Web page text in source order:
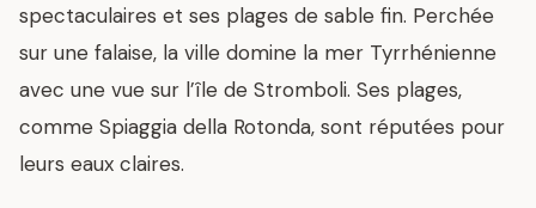
spectaculaires et ses plages de sable fin. Perchée
sur une falaise, la ville domine la mer Tyrrhénienne
avec une vue sur l’île de Stromboli. Ses plages,
comme Spiaggia della Rotonda, sont réputées pour
leurs eaux claires.